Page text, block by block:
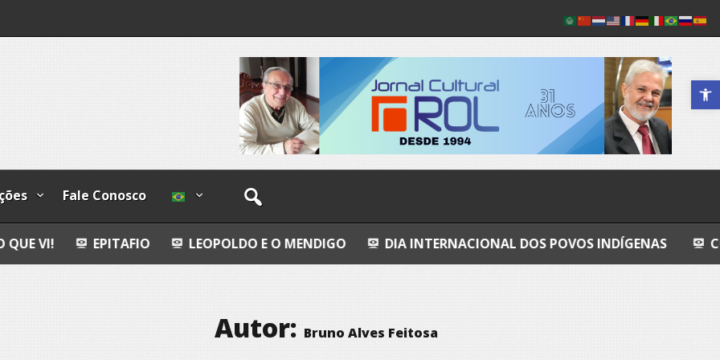
Abrir a
Fale Conosco
LEOPOLDO E O MENDIGO DIA INTERNACIONAL DOS POVOS INDÍGENAS COSMOS
Autor: Bruno Alves Feitosa